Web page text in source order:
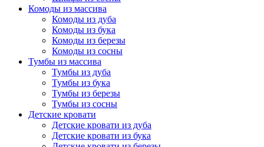
Комоды из массива
Комоды из дуба
Комоды из бука
Комоды из березы
Комоды из сосны
Тумбы из массива
Тумбы из дуба
Тумбы из бука
Тумбы из березы
Тумбы из сосны
Детские кровати
Детские кровати из дуба
Детские кровати из бука